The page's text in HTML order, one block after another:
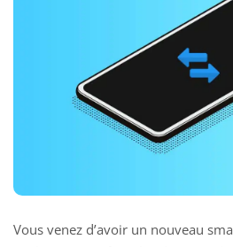
Vous venez d’avoir un nouveau